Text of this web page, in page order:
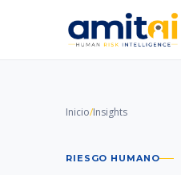
Inicio/Insights
RIESGO HUMANO